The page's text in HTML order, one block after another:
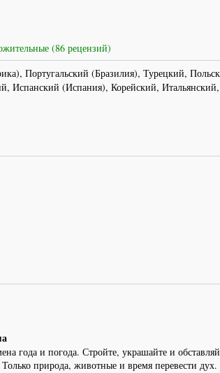
(86 рецензий)
Португальский (Бразилия), Турецкий,
Испанский (Испания), Корейский, Итальянский,
года и погода. Стройте, украшайте и
природа, животные и время перевести дух.